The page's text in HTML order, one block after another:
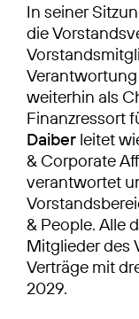
In seiner
die
weiterhin als
Finanzressort
Daiber leitet
& Corporate
verantwortet
& People. Alle
Mitglieder des
Verträge mit
2029.